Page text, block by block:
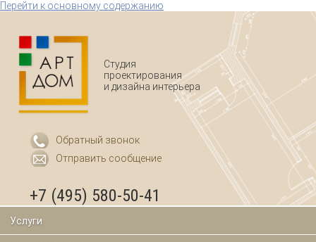
Перейти к основному содержанию
Студия
проектирования
и дизайна интерьера
Обратный звонок
Отправить сообщение
+7 (495) 580-50-41
Услуги